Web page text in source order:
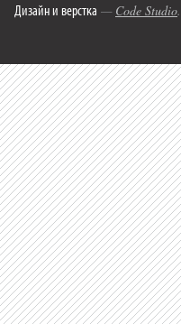
Дизайн и верстка — Code Studio.